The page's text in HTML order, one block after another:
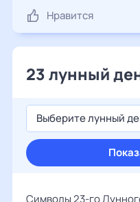
Нравится
23 лунный
Выберите лунный
Символы 23-го